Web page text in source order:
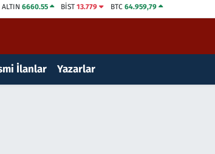
ALTIN 6660.55 BİST13.779 BTC 64.959,79
İlanlar Yazarlar